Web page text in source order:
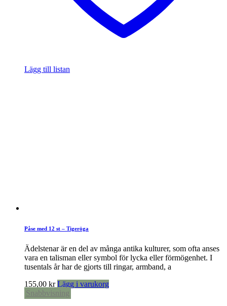
Lägg till listan
Påse med 12 st – Tigeröga
Ädelstenar är en del av många antika kulturer, som ofta anses
vara en talisman eller symbol för lycka eller förmögenhet. I
tusentals år har de gjorts till ringar, armband, a
155,00 kr Lägg i varukorg
Snabbvisning